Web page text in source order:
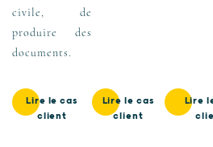
civile, de
produire des
documents.
Lire le cas
client
Lire le cas
client
Lire